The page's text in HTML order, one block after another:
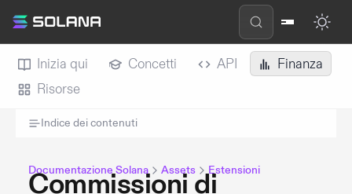
Inizia qui Concetti API
Finanza
Risorse
Indice dei contenuti
Documentazione Solana Assets Estensioni
Commissioni di